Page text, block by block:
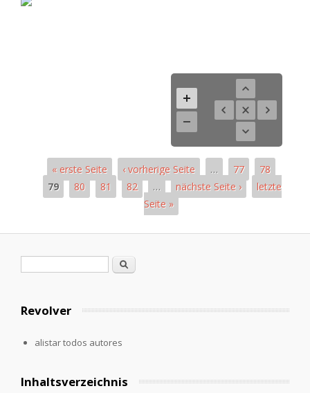
« erste Seite ‹ vorherige Seite … 77
78
79
80 81 82 … nächste Seite ›
letzte
Seite »
Formulario de búsqueda
Buscar
Revolver
alistar todos autores
Inhaltsverzeichnis